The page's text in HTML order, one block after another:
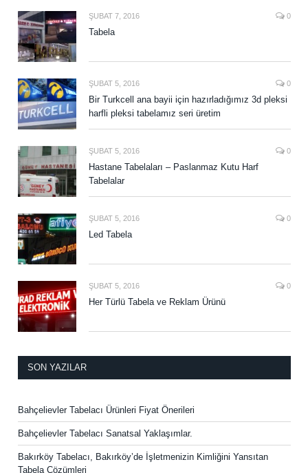
ŞUBAT 7, 2016 0
Tabela
ŞUBAT 5, 2016 0
Bir Turkcell ana bayii için hazırladığımız 3d pleksi
harfli pleksi tabelamız seri üretim
ŞUBAT 5, 2016 0
Hastane Tabelaları – Paslanmaz Kutu Harf
Tabelalar
ŞUBAT 5, 2016 0
Led Tabela
ŞUBAT 5, 2016 0
Her Türlü Tabela ve Reklam Ürünü
SON YAZILAR
Bahçelievler Tabelacı Ürünleri Fiyat Önerileri
Bahçelievler Tabelacı Sanatsal Yaklaşımlar.
Bakırköy Tabelacı, Bakırköy’de İşletmenizin Kimliğini Yansıtan
Tabela Çözümleri